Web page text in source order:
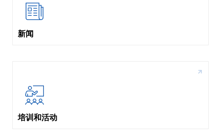
新闻
培训和活动